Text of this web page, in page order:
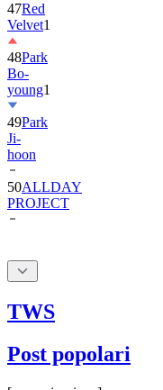
47Red
Velvet1
48Park
Bo-
young1
49Park
Ji-
hoon
50ALLDAY
PROJECT
TWS
Post popolari